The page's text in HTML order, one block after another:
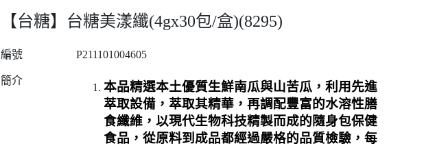
【台糖】台糖美漾纖(4gx30包/盒)(8295)
編號 P211101004605
簡介
本品精選本土優質生鮮南瓜與山苦瓜，利用先進
萃取設備，萃取其精華，再調配豐富的水溶性膳
食纖維，以現代生物科技精製而成的隨身包保健
食品，從原料到成品都經過嚴格的品質檢驗，每